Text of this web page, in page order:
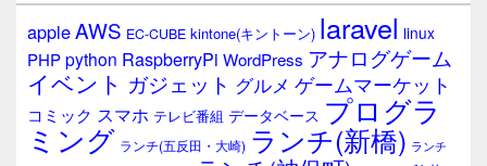
ウ
ィ
ジ
ェ
appleAWS EC-CUBE kintone(キントーン) laravel linux
PHPpython RaspberryPi WordPress アナログゲーム
イベント ガジェット グルメ ゲームマーケット
コミック スマホ テレビ番組 データベース プログラ
ミング ランチ(五反田・大崎) ランチ(新橋) ランチ